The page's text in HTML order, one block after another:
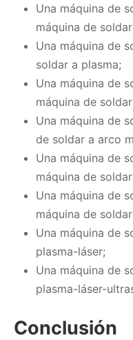
Una máquina de
máquina de
Una máquina de
soldar a plasma;
Una máquina de
máquina de
Una máquina de
de soldar a arco
Una máquina de
máquina de
Una máquina de
máquina de
Una máquina de
plasma-láser;
Una máquina de
plasma-láser-
Conclusión